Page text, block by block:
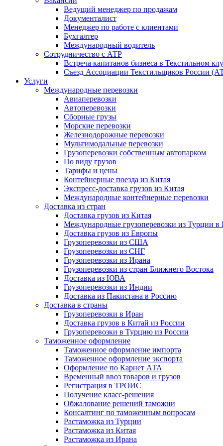
Ведущий менеджер по продажам
Документалист
Менеджер по работе с клиентами
Бухгалтер
Международный водитель
Сотрудничество с АТР
Встреча капитанов бизнеса в Текстильном
Съезд Ассоциации Текстильщиков России
Услуги
Международные перевозки
Авиаперевозки
Автоперевозки
Сборные грузы
Морские перевозки
Железнодорожные перевозки
Мультимодальные перевозки
Грузоперевозки собственным автопарком
По виду грузов
Тарифы и цены
Контейнерные поезда из Китая
Экспресс-доставка грузов из Китая
Международные контейнерные перевозки
Доставка из стран
Доставка грузов из Китая
Международные грузоперевозки из Турции в
Доставка грузов из Европы
Грузоперевозки из США
Грузоперевозки из СНГ
Грузоперевозки из Ирана
Грузоперевозки из стран Ближнего Востока
Доставка из ЮВА
Грузоперевозки из Индии
Доставка из Пакистана в Россию
Доставка в страны
Грузоперевозки в Иран
Доставка грузов в Китай из России
Грузоперевозки в Турцию из России
Таможенное оформление
Таможенное оформление импорта
Таможенное оформление экспорта
Оформление по Карнет АТА
Временный ввоз товаров и грузов
Регистрация в ТРОИС
Получение класс-решения
Обжалование решений таможни
Консалтинг по таможенным вопросам
Растаможка из Турции
Растаможка из Китая
Растаможка из Ирана